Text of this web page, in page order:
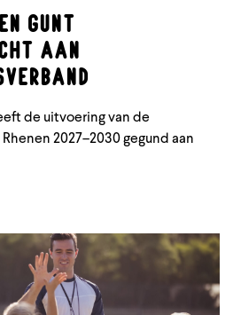
gunt
aan
de uitvoering van de
2027–2030 gegund aan